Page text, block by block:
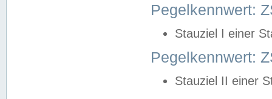
Pegelkennwert:
Stauziel I einer
Pegelkennwert:
Stauziel II einer